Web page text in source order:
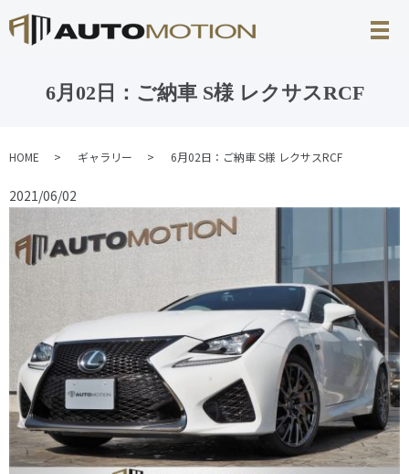
6月02日：ご納車 S様 レクサスRCF
HOME ギャラリー 6月02日：ご納車 S様 レクサスRCF
2021/06/02